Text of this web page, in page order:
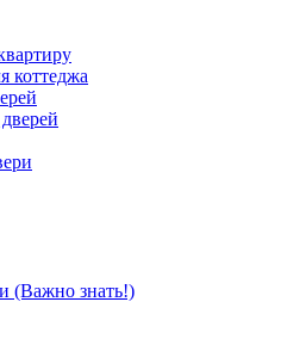
коттеджа
(Важно знать!)